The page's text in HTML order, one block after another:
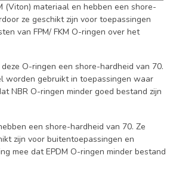
(Viton) materiaal en hebben een shore-
ze geschikt zijn voor toepassingen
van FPM/ FKM O-ringen over het
O-ringen een shore-hardheid van 70.
worden gebruikt in toepassingen waar
NBR O-ringen minder goed bestand zijn
een shore-hardheid van 70. Ze
zijn voor buitentoepassingen en
mee dat EPDM O-ringen minder bestand